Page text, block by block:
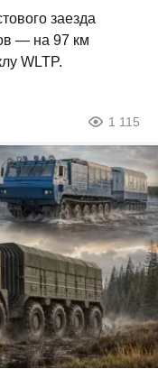
заезда
— на 97 км
WLTP.
1 115